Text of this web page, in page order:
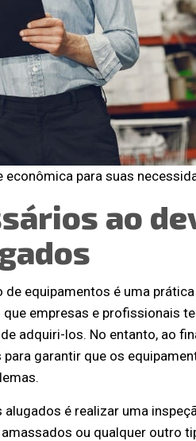
para suas
ao
de equipamentos é uma
empresas e profissionais
adquiri-los. No entanto, ao
garantir que os
é realizar uma
ou qualquer outro